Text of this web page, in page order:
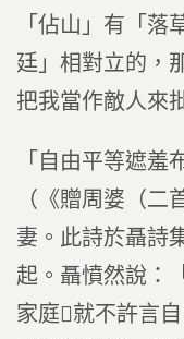
「佔山」有「落
廷」相對立的，
把我當作敵人來
「自由平等遮羞
（《贈周婆（二
妻。此詩於聶詩
起。聶憤然說：
家庭就不許言